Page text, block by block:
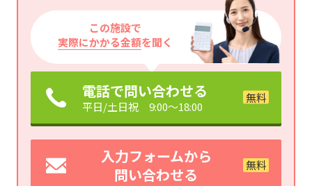
この施設で
実際にかかる金額を聞く
電話で問い合わせる
平日/土日祝 9:00～18:00
入力フォームから
問い合わせる